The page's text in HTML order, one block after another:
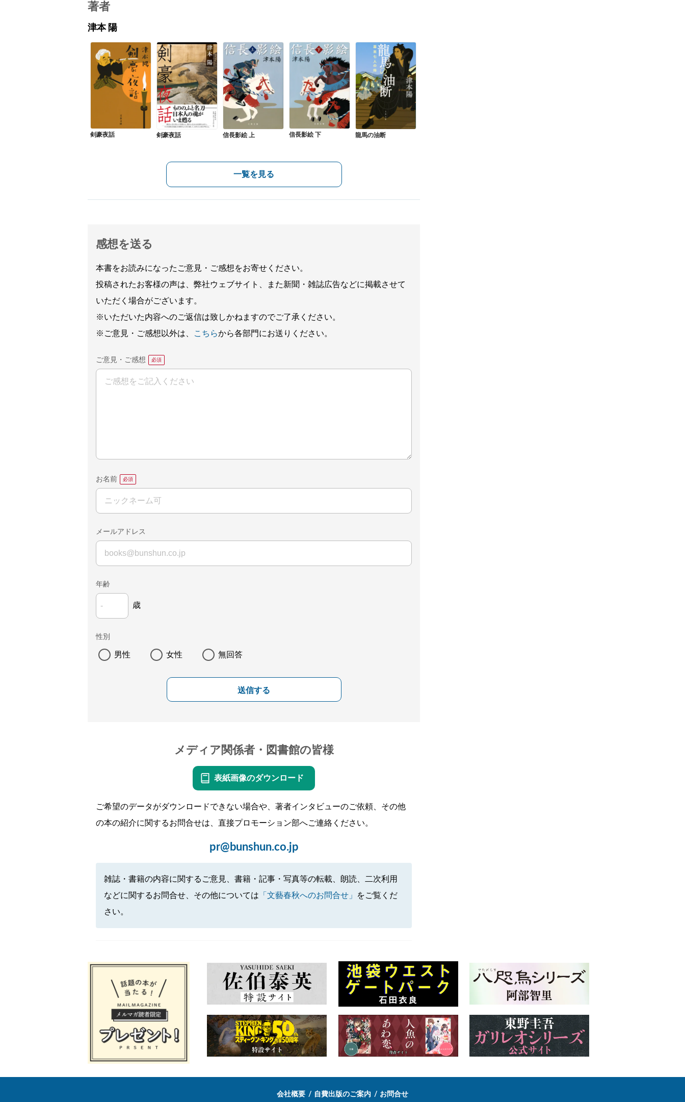
著者
津本 陽
剣豪夜話 剣豪夜話 信長影絵 上 信長影絵 下 龍馬の油断
一覧を見る
感想を送る
本書をお読みになったご意見・ご感想をお寄せください。
投稿されたお客様の声は、弊社ウェブサイト、また新聞・雑誌広告などに掲載させて
いただく場合がございます。
※いただいた内容へのご返信は致しかねますのでご了承ください。
※ご意見・ご感想以外は、
こちらから各部門にお送りください。
ご意見・ご感想
お名前
メールアドレス
年齢
歳
性別
男性 女性 無回答
送信する
メディア関係者・図書館の皆様
表紙画像のダウンロード
ご希望のデータがダウンロードできない場合や、著者インタビューのご依頼、その他
の本の紹介に関するお問合せは、直接プロモーション部へご連絡ください。
pr@bunshun.co.jp
雑誌・書籍の内容に関するご意見、書籍・記事・写真等の転載、朗読、二次利用
などに関するお問合せ、その他については 「文藝春秋へのお問合せ」
をご覧くだ
さい。
会社概要 自費出版のご案内 お問合せ